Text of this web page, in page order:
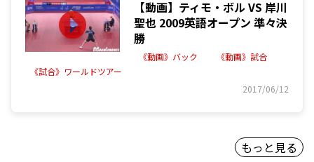
【動画】ティモ・ボル VS 岸川
聖也 2009英語オープン 準々決
勝
《動画》バック
《動画》試合
《試合》ワールドツアー
2017/06/12
もっと見る